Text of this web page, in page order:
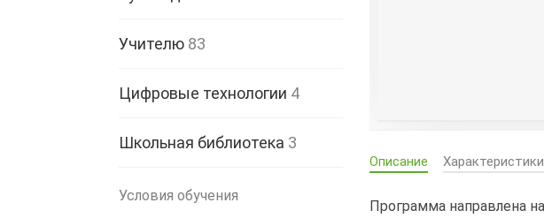
Учителю 83
Цифровые технологии 4
Школьная библиотека 3
Условия обучения
Описание Характеристики
Программа направлена